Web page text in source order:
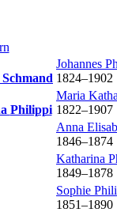
Schmand
Johannes
1824–1902
Philippi
Maria
1822–1907
Anna
1846–1874
Katharina
1849–1878
Sophie
1851–1890